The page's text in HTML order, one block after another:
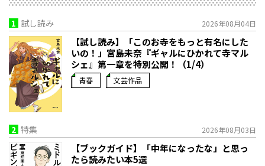
1 試し読み 2026年08月04日
【試し読み】「このお寺をもっと有名にした
いの！」宮島未奈『ギャルにひかれて寺マル
シェ』第一章を特別公開！（1/4）
青春 文芸作品
2 特集 2026年08月03日
【ブックガイド】「中年になったな」と思っ
たら読みたい本5選